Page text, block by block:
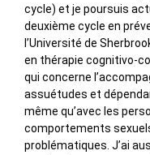
cycle) et je poursuis
deuxième cycle en
l’Université de
en thérapie cognitivo-
qui concerne
assuétudes et
même qu’avec les
comportements
problématiques. J’ai